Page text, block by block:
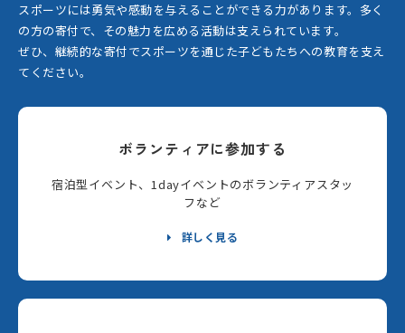
スポーツには勇気や感動を与えることができる力があります。 多く
の方の寄付で、その魅力を広める活動は支えられています。
ぜひ、継続的な寄付でスポーツを通じた子どもたちへの教育を支え
てください。
ボランティアに参加する
宿泊型イベント、1dayイベントのボランティアスタッ
フなど
詳しく見る